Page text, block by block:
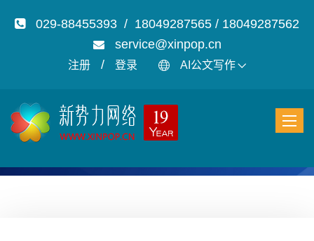
029-88455393 / 18049287565 / 18049287562
service@xinpop.cn
注册 / 登录 AI公文写作